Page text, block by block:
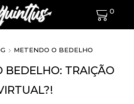
0
METENDO O BEDELHO
BEDELHO: TRAIÇÃO